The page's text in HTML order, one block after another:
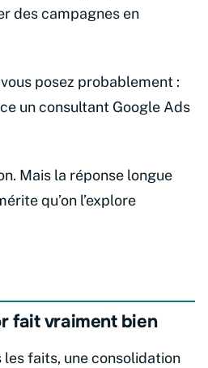
des campagnes en
posez probablement :
un consultant Google Ads
Mais la réponse longue
qu’on l’explore
fait vraiment bien
faits, une consolidation